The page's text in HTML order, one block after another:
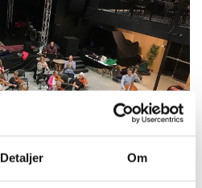
Detaljer Om